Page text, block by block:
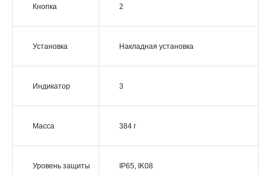
Кнопка 2
Установка Накладная установка
Индикатор 3
Масса 384 г
Уровень защиты IP65, IK08